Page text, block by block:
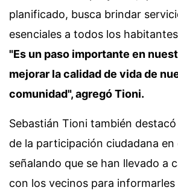
planificado, busca brindar
esenciales a todos los
"Es un paso importante en
mejorar la calidad de vida de
comunidad", agregó Tioni.
Sebastián Tioni también
de la participación ciudadana en
señalando que se han llevado a
con los vecinos para informarles